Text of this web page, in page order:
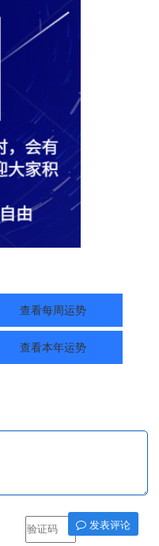
查看每周运势
查看本年运势
发表评论